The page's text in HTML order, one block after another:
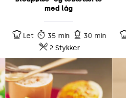
med låg
Let 35 min
30 min
2 Stykker